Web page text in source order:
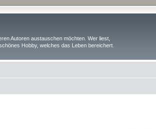
Autoren austauschen möchten. Wer liest,
Hobby, welches das Leben bereichert.